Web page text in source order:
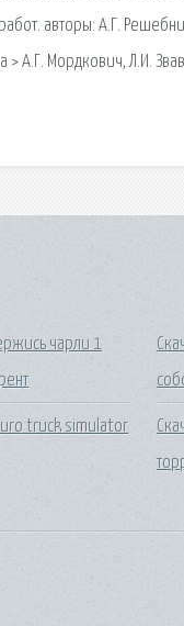
авторы: А.Г.
> А.Г. Мордкович, Л.И.
чарли 1
truck simulator